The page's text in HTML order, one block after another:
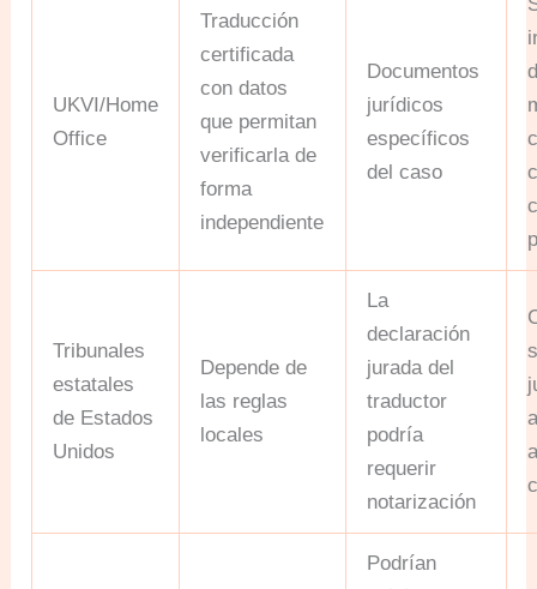
UKVI/Home
Office
Traducción
certificada
con datos
que permitan
verificarla de
forma
independiente
Documentos
jurídicos
específicos
del caso
Tribunales
estatales
de Estados
Unidos
Depende de
las reglas
locales
La
declaración
jurada del
traductor
podría
requerir
notarización
Podrían